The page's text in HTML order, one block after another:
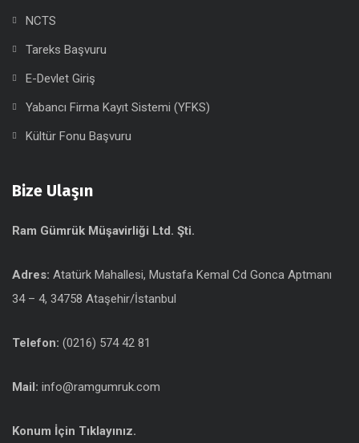
NCTS
Tareks Başvuru
E-Devlet Giriş
Yabancı Firma Kayıt Sistemi (YFKS)
Kültür Fonu Başvuru
Bize Ulaşın
Ram Gümrük Müşavirliği Ltd. Şti.
Adres: Atatürk Mahallesi, Mustafa Kemal Cd Gonca Aptmanı
34 – 4, 34758 Ataşehir/İstanbul
Telefon: (0216) 574 42 81
Mail: info@ramgumruk.com
Konum İçin Tıklayınız.